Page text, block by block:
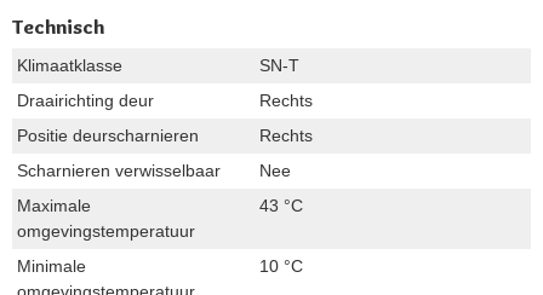
Technisch
Klimaatklasse
SN-T
Draairichting deur
Rechts
Positie deurscharnieren
Rechts
Scharnieren verwisselbaar
Nee
Maximale
omgevingstemperatuur
43 °C
Minimale
omgevingstemperatuur
10 °C